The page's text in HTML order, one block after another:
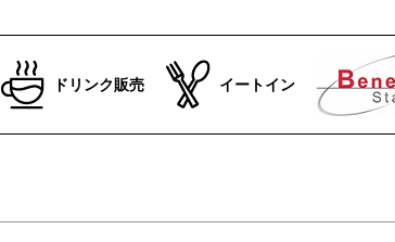
ドリンク販売 イートイン